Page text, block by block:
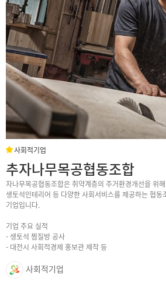
사회적기업
추자나무목공협동조합
자나무목공협동조합은 취약계층의 주거환경개선을 위
생토석인테리어 등 다양한 사회서비스를 제공하는 협동
기업입니다.
기업 주요 실적
- 생토석 찜질방 공사
- 대전시 사회적경제 홍보관 제작 등
사회적기업